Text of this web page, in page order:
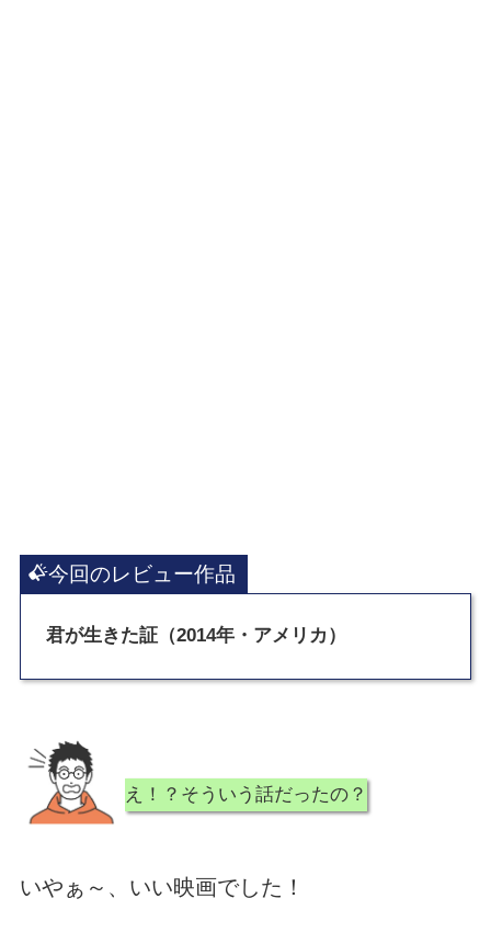
今回のレビュー作品
君が生きた証（2014年・アメリカ）
え！？そういう話だったの？
いやぁ～、いい映画でした！